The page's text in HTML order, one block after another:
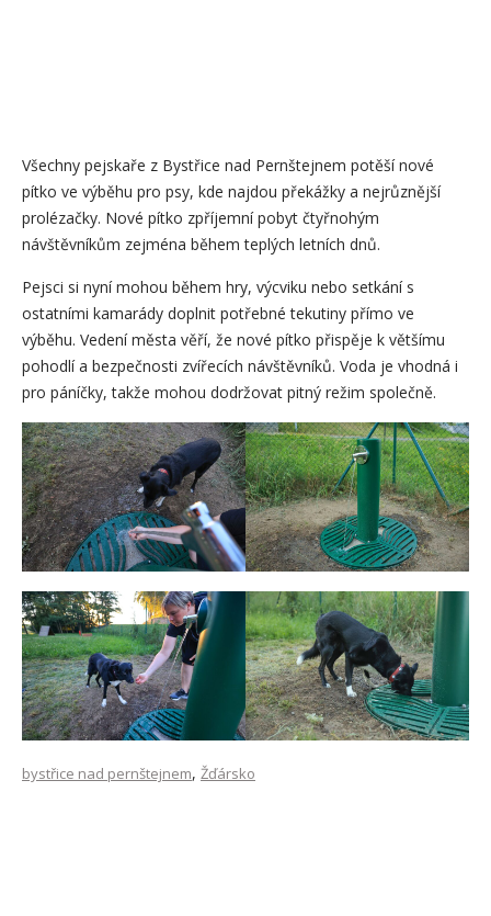
Všechny pejskaře z Bystřice nad Pernštejnem potěší nové
pítko ve výběhu pro psy, kde najdou překážky a nejrůznější
prolézačky. Nové pítko zpříjemní pobyt čtyřnohým
návštěvníkům zejména během teplých letních dnů.
Pejsci si nyní mohou během hry, výcviku nebo setkání s
ostatními kamarády doplnit potřebné tekutiny přímo ve
výběhu. Vedení města věří, že nové pítko přispěje k většímu
pohodlí a bezpečnosti zvířecích návštěvníků. Voda je vhodná i
pro páníčky, takže mohou dodržovat pitný režim společně.
bystřice nad pernštejnem, Žďársko